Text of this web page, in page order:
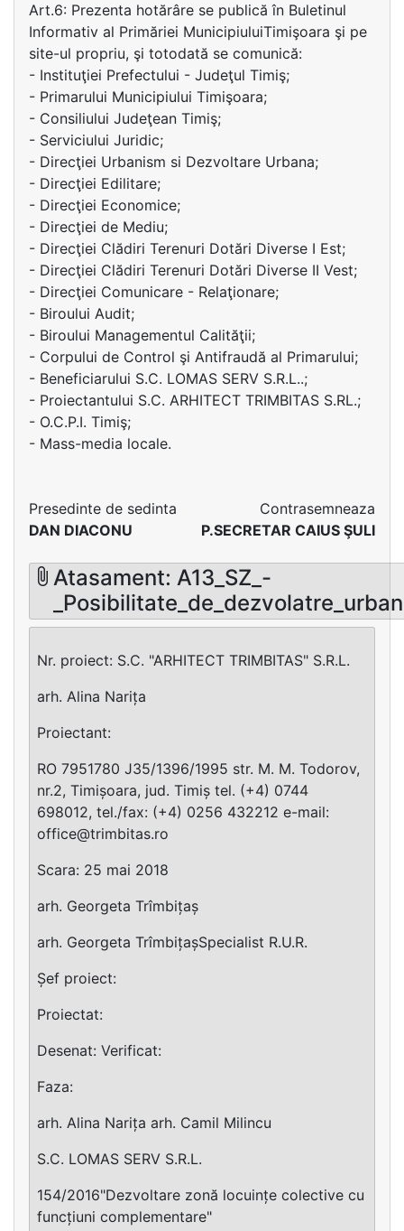
Art.6: Prezenta hotărâre se publică în Buletinul
Informativ al Primăriei MunicipiuluiTimişoara şi pe
site-ul propriu, şi totodată se comunică:
- Instituţiei Prefectului - Judeţul Timiş;
- Primarului Municipiului Timişoara;
- Consiliului Judeţean Timiş;
- Serviciului Juridic;
- Direcţiei Urbanism si Dezvoltare Urbana;
- Direcţiei Edilitare;
- Direcţiei Economice;
- Direcţiei de Mediu;
- Direcţiei Clădiri Terenuri Dotări Diverse I Est;
- Direcţiei Clădiri Terenuri Dotări Diverse II Vest;
- Direcţiei Comunicare - Relaţionare;
- Biroului Audit;
- Biroului Managementul Calităţii;
- Corpului de Control şi Antifraudă al Primarului;
- Beneficiarului S.C. LOMAS SERV S.R.L..;
- Proiectantului S.C. ARHITECT TRIMBITAS S.RL.;
- O.C.P.I. Timiş;
- Mass-media locale.
Presedinte de sedinta
DAN DIACONU
Contrasemneaza
P.SECRETAR CAIUS ŞULI
Atasament: A13_SZ_-
Nr. proiect: S.C. "ARHITECT TRIMBITAS" S.R.L.
arh. Alina Narița
Proiectant:
RO 7951780 J35/1396/1995 str. M. M. Todorov,
nr.2, Timișoara, jud. Timiș tel. (+4) 0744
698012, tel./fax: (+4) 0256 432212 e-mail:
office@trimbitas.ro
Scara: 25 mai 2018
arh. Georgeta Trîmbițaș
arh. Georgeta TrîmbițașSpecialist R.U.R.
Șef proiect:
Proiectat:
Desenat: Verificat:
Faza:
arh. Alina Narița arh. Camil Milincu
S.C. LOMAS SERV S.R.L.
154/2016"Dezvoltare zonă locuințe colective cu
funcțiuni complementare"